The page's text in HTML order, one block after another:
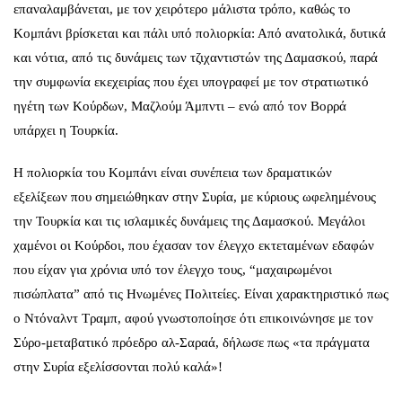
επαναλαμβάνεται, με τον χειρότερο μάλιστα τρόπο, καθώς το
Κομπάνι βρίσκεται και πάλι υπό πολιορκία: Από ανατολικά, δυτικά
και νότια, από τις δυνάμεις των τζιχαντιστών της Δαμασκού, παρά
την συμφωνία εκεχειρίας που έχει υπογραφεί με τον στρατιωτικό
ηγέτη των Κούρδων, Μαζλούμ Άμπντι – ενώ από τον Βορρά
υπάρχει η Τουρκία.
Η πολιορκία του Κομπάνι είναι συνέπεια των δραματικών
εξελίξεων που σημειώθηκαν στην Συρία, με κύριους ωφελημένους
την Τουρκία και τις ισλαμικές δυνάμεις της Δαμασκού. Μεγάλοι
χαμένοι οι Κούρδοι, που έχασαν τον έλεγχο εκτεταμένων εδαφών
που είχαν για χρόνια υπό τον έλεγχο τους, “μαχαιρωμένοι
πισώπλατα” από τις Ηνωμένες Πολιτείες. Είναι χαρακτηριστικό πως
ο Ντόναλντ Τραμπ, αφού γνωστοποίησε ότι επικοινώνησε με τον
Σύρο-μεταβατικό πρόεδρο αλ-Σαραά, δήλωσε πως «τα πράγματα
στην Συρία εξελίσσονται πολύ καλά»!